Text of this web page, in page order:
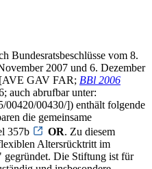
Bundesratsbeschlüsse vom 8.
2007 und 6. Dezember
GAV FAR; BBl 2006
auch abrufbar unter:
00420/00430/]) enthält folgende
die gemeinsame
357b
OR. Zu diesem
Altersrücktritt im
Die Stiftung ist für